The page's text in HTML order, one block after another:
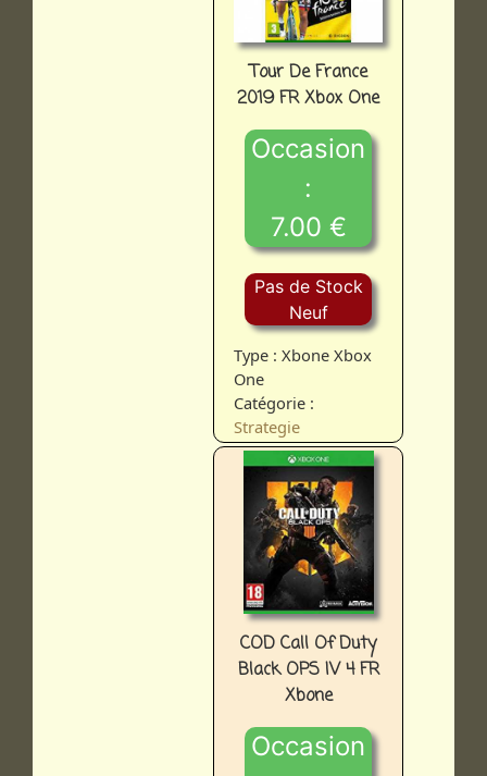
Tour De France
2019 FR Xbox One
Occasion
:
7.00 €
Pas de Stock
Neuf
Type : Xbone Xbox
One
Catégorie :
Strategie
COD Call Of Duty
Black OPS IV 4 FR
Xbone
Occasion